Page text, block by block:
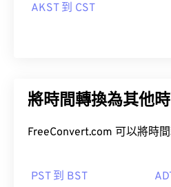
AKST 到 CST
將時間轉換為其他
FreeConvert.com 可以將時
PST 到 BST